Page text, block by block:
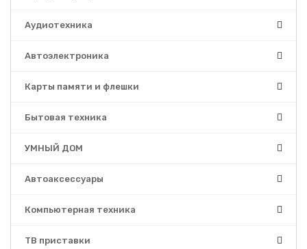
Аудиотехника
Автоэлектроника
Карты памяти и флешки
Бытовая техника
УМНЫЙ ДОМ
Автоаксессуары
Компьютерная техника
ТВ приставки